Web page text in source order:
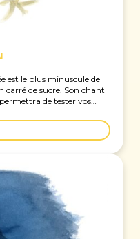
est le plus minuscule de
carré de sucre. Son chant
de tester vos
à Genève.